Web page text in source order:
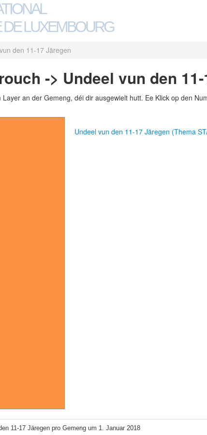
LUXEMBOURG
den 11-17 Järegen
-> Undeel vun den
an der Gemeng, déi dir ausgewielt hutt. Ee Klick op den
Undeel vun den 11-17 Järegen (Thema
11-17 Järegen pro Gemeng um 1. Januar 2018